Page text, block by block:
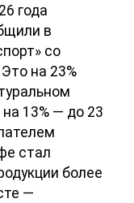
года
в
со
на 23%
13% — до 23
стал
более
—